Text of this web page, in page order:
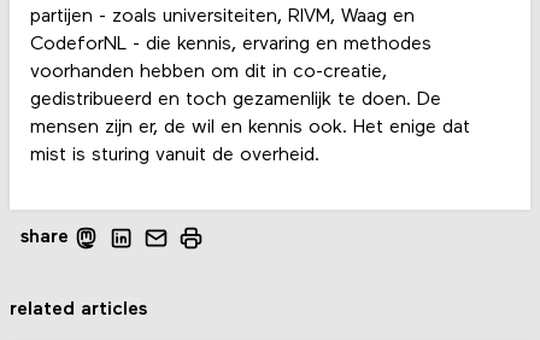
partijen - zoals universiteiten, RIVM, Waag en
CodeforNL - die kennis, ervaring en methodes
voorhanden hebben om dit in co-creatie,
gedistribueerd en toch gezamenlijk te doen. De
mensen zijn er, de wil en kennis ook. Het enige dat
mist is sturing vanuit de overheid.
share
related articles